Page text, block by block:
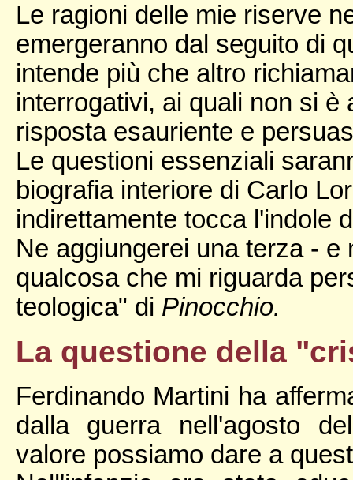
Le ragioni delle mie riserve
emergeranno dal seguito di
intende più che altro
interrogativi, ai quali non si
risposta esauriente e
Le questioni essenziali
biografia interiore di Carlo
indirettamente tocca l'indole
Ne aggiungerei una terza -
qualcosa che mi riguarda
teologica" di Pinocchio.
La questione della
Ferdinando Martini ha
dalla guerra nell'agosto
valore possiamo dare a